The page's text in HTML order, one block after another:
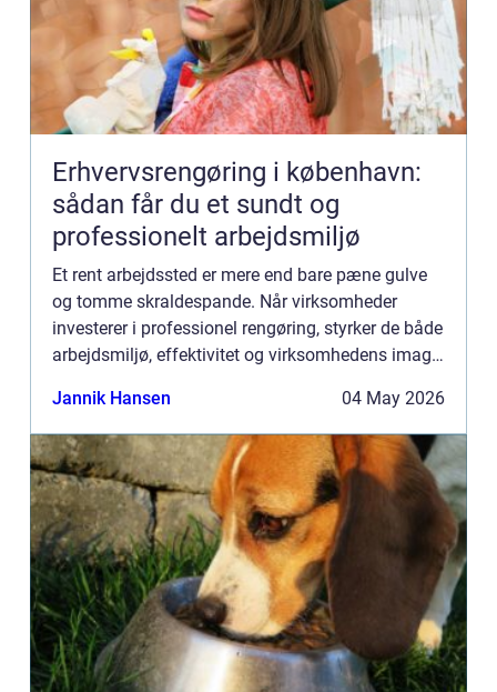
Erhvervsrengøring i københavn:
sådan får du et sundt og
professionelt arbejdsmiljø
Et rent arbejdssted er mere end bare pæne gulve
og tomme skraldespande. Når virksomheder
investerer i professionel rengøring, styrker de både
arbejdsmiljø, effektivitet og virksomhedens image.
fast erhvervs...
Jannik Hansen 04 May 2026